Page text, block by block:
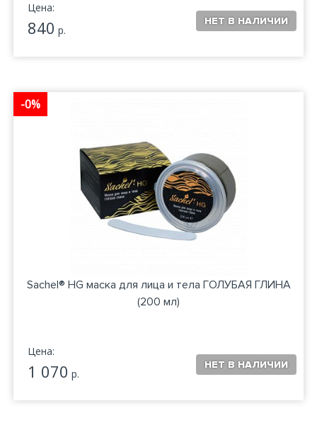
Цена:
840 р.
-0%
Sachel® HG маска для лица и тела ГОЛУБАЯ ГЛИНА
(200 мл)
Цена:
1 070 р.